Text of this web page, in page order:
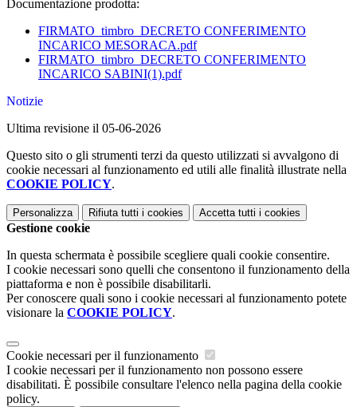
Documentazione prodotta:
FIRMATO_timbro_DECRETO CONFERIMENTO
INCARICO MESORACA.pdf
FIRMATO_timbro_DECRETO CONFERIMENTO
INCARICO SABINI(1).pdf
Notizie
Ultima revisione il 05-06-2026
Questo sito o gli strumenti terzi da questo utilizzati si avvalgono di
cookie necessari al funzionamento ed utili alle finalità illustrate nella
COOKIE POLICY.
Personalizza Rifiuta tutti i cookies Accetta tutti i cookies
Gestione cookie
In questa schermata è possibile scegliere quali cookie consentire.
I cookie necessari sono quelli che consentono il funzionamento della
piattaforma e non è possibile disabilitarli.
Per conoscere quali sono i cookie necessari al funzionamento potete
visionare la COOKIE POLICY.
Cookie necessari per il funzionamento
I cookie necessari per il funzionamento non possono essere
disabilitati. È possibile consultare l'elenco nella pagina della cookie
policy.